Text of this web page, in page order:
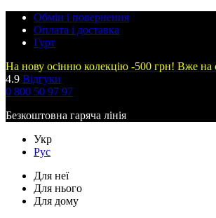
Обмін і повернення
Оплата і доставка
Гурт
На нову осінню колекцію -500 грн! Вже на
4.9 Відгуки
0 800 50 97 97
Безкоштовна гаряча лінія
Укр
Рус
Для неї
Для нього
Для дому